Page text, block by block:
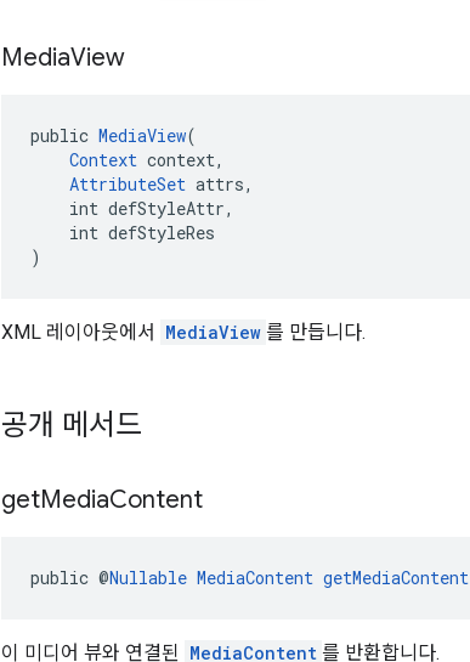
MediaView
public MediaView(
Context context,
AttributeSet attrs,
int defStyleAttr,
int defStyleRes
)
XML 레이아웃에서 MediaView 를 만듭니다.
공개 메서드
getMediaContent
public @Nullable MediaContent getMediaContent
이 미디어 뷰와 연결된 MediaContent 를 반환합니다.